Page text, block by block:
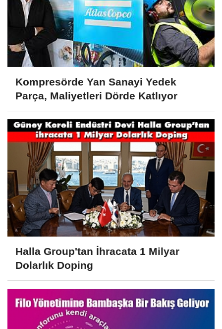
Kompresörde Yan Sanayi Yedek
Parça, Maliyetleri Dörde Katlıyor
Halla Group'tan İhracata 1 Milyar
Dolarlık Doping